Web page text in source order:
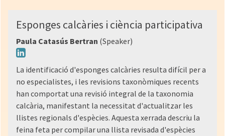
Esponges calcàries i ciència participativa
Paula Catasús Bertran (Speaker)
La identificació d'esponges calcàries resulta difícil per a
no especialistes, i les revisions taxonòmiques recents
han comportat una revisió integral de la taxonomia
calcària, manifestant la necessitat d'actualitzar les
llistes regionals d'espècies. Aquesta xerrada descriu la
feina feta per compilar una llista revisada d'espècies